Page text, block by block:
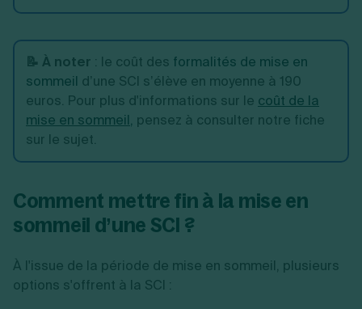
📝 À noter : le coût des formalités de mise en
sommeil d’une SCI s’élève en moyenne à 190
euros. Pour plus d'informations sur le coût de la
mise en sommeil, pensez à consulter notre fiche
sur le sujet.
Comment mettre fin à la mise en
sommeil d’une SCI ?
À l'issue de la période de mise en sommeil, plusieurs
options s'offrent à la SCI :